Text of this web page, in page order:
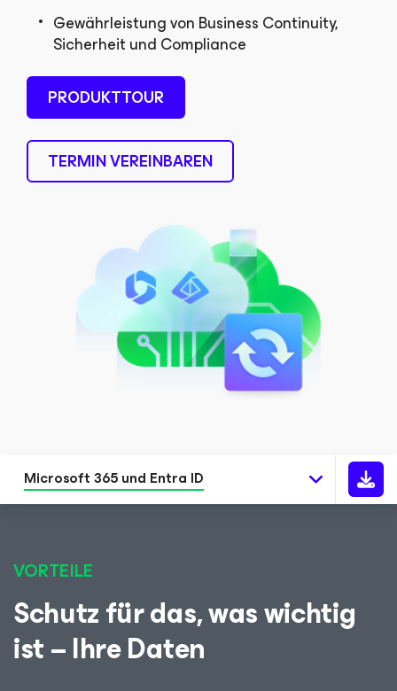
Gewährleistung von Business Continuity,
Sicherheit und Compliance
PRODUKTTOUR
TERMIN VEREINBAREN
Microsoft 365 und Entra ID
VORTEILE
Schutz für das, was wichtig
ist – Ihre Daten